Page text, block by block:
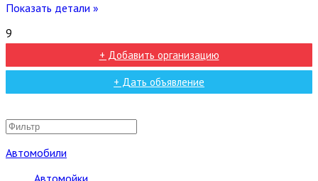
Показать детали »
9
+ Добавить организацию
+ Дать объявление
Автомобили
Автомойки